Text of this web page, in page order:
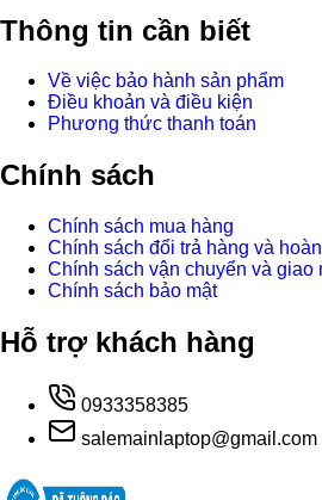
Thông tin cần biết
Về việc bảo hành sản phẩm
Điều khoản và điều kiện
Phương thức thanh toán
Chính sách
Chính sách mua hàng
Chính sách đổi trả hàng và
Chính sách vận chuyển và giao
Chính sách bảo mật
Hỗ trợ khách hàng
0933358385
salemainlaptop@gmail.com